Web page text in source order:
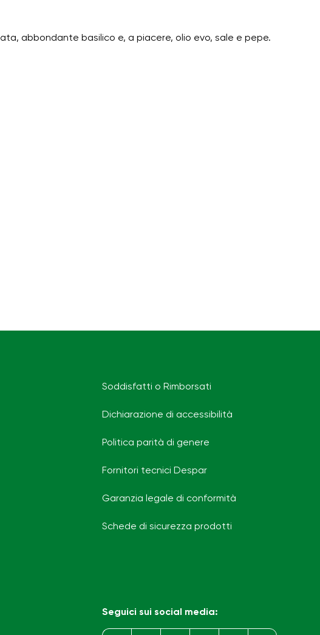
abbondante basilico e, a piacere, olio evo, sale e pepe.
Soddisfatti o Rimborsati
Dichiarazione di accessibilità
Politica parità di genere
Fornitori tecnici Despar
Garanzia legale di conformità
Schede di sicurezza prodotti
Seguici sui social media: